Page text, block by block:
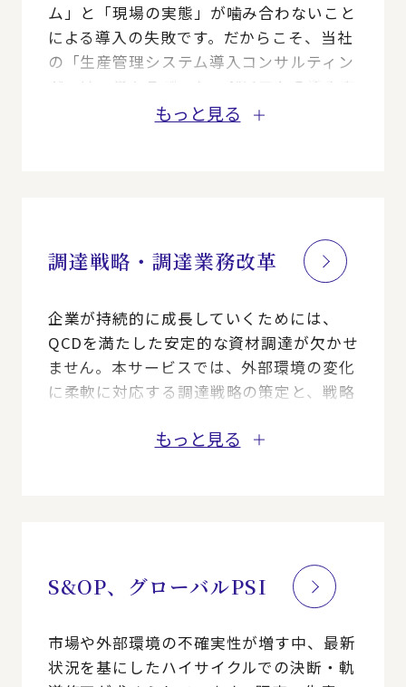
ム」と「現場の実態」が噛み合わないこと
による導入の失敗です。だからこそ、当社
の「生産管理システム導入コンサルティン
グ」は、単なるパッケージソフトの導入支
援とは一線を画します。私たちがメスを入
せん。現場の業務そのものを見直す改革
（BPR）と、それを支える仕組みづくりを
同時に進めることで、真に「使える」生産
管理体制を共に築き上げます。
もっと見る
調達戦略・調達業務改革
企業が持続的に成長していくためには、
QCDを満たした安定的な資材調達が欠かせ
ません。本サービスでは、外部環境の変化
に柔軟に対応する調達戦略の策定と、戦略
変革を支援します。もっと見る
S&OP、グローバルPSI
市場や外部環境の不確実性が増す中、最新
状況を基にしたハイサイクルでの決断・軌